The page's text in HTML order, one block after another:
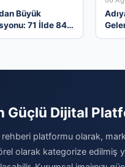
Büyük
71 İlde 844
Güçlü Dijital
platformu olarak,
olarak kategorize edilmiş